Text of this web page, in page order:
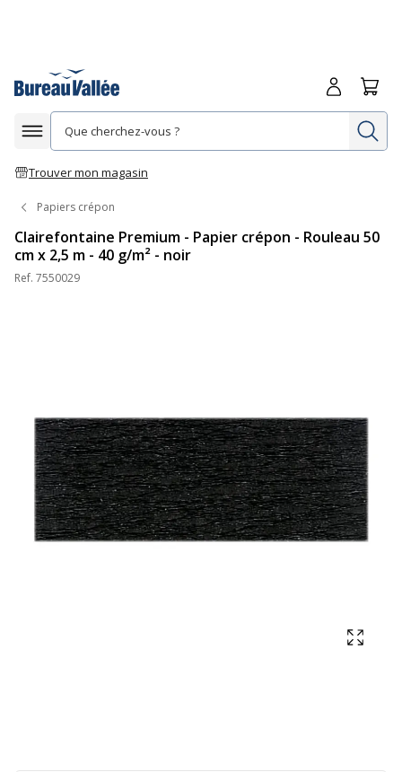
Afficher la navigation
Trouver mon magasin
Me
Papiers crépon
Clairefontaine Premium - Papier crépon - Rouleau 50
cm x 2,5 m - 40 g/m² - noir
Ref. 7550029